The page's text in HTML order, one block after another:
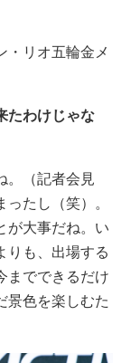
・リオ五輪金メ
たわけじゃな
。（記者会見
たし（笑）。
が大事だね。い
りも、出場する
までできるだけ
景色を楽しむた